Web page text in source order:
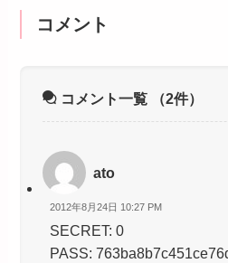
コメント
コメント一覧 （2件）
ato
2012年8月24日 10:27 PM
SECRET: 0
PASS: